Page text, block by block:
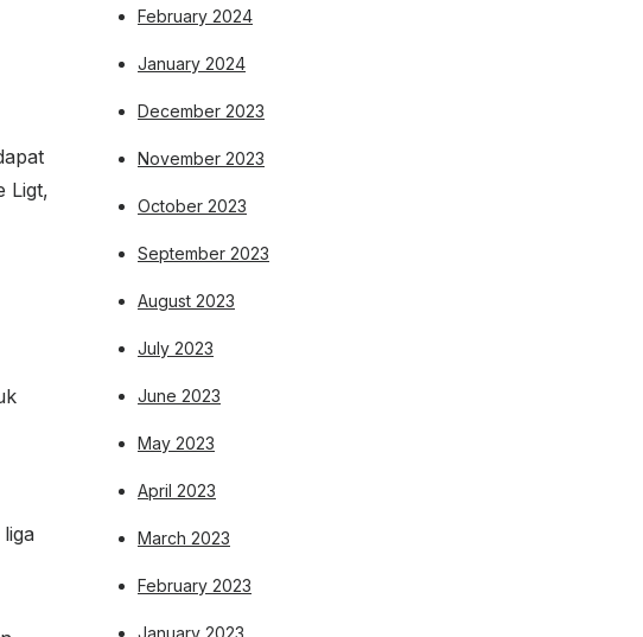
Ligt,
February 2024
January 2024
December 2023
November 2023
October 2023
September 2023
August 2023
July 2023
June 2023
May 2023
April 2023
March 2023
February 2023